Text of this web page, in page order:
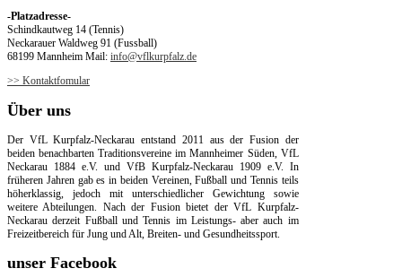
-Platzadresse-
Schindkautweg 14 (Tennis)
Neckarauer Waldweg 91 (Fussball)
68199 Mannheim Mail: info@vflkurpfalz.de
>> Kontaktfomular
Über uns
Der VfL Kurpfalz-Neckarau entstand 2011 aus der Fusion der
beiden benachbarten Traditionsvereine im Mannheimer Süden, VfL
Neckarau 1884 e.V. und VfB Kurpfalz-Neckarau 1909 e.V. In
früheren Jahren gab es in beiden Vereinen, Fußball und Tennis teils
höherklassig, jedoch mit unterschiedlicher Gewichtung sowie
weitere Abteilungen. Nach der Fusion bietet der VfL Kurpfalz-
Neckarau derzeit Fußball und Tennis im Leistungs- aber auch im
Freizeitbereich für Jung und Alt, Breiten- und Gesundheitssport.
unser Facebook